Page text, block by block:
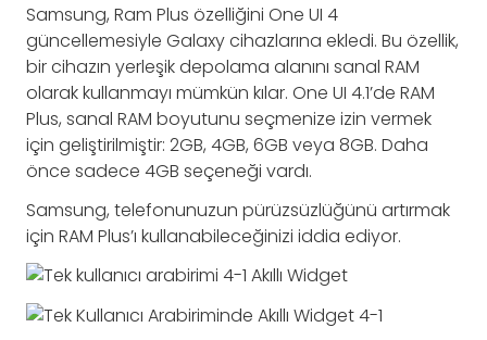
Samsung, Ram Plus özelliğini One UI 4
güncellemesiyle Galaxy cihazlarına ekledi. Bu özellik,
bir cihazın yerleşik depolama alanını sanal RAM
olarak kullanmayı mümkün kılar. One UI 4.1’de RAM
Plus, sanal RAM boyutunu seçmenize izin vermek
için geliştirilmiştir: 2GB, 4GB, 6GB veya 8GB. Daha
önce sadece 4GB seçeneği vardı.
Samsung, telefonunuzun pürüzsüzlüğünü artırmak
için RAM Plus’ı kullanabileceğinizi iddia ediyor.